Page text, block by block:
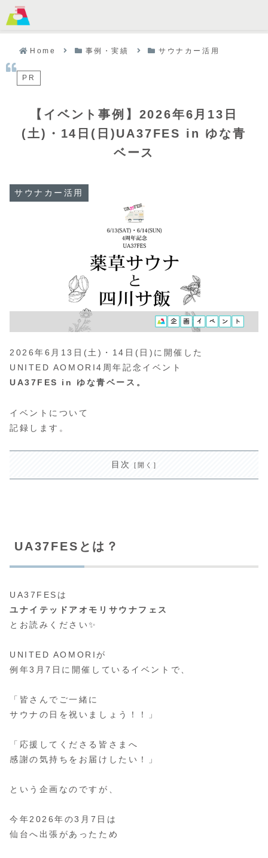
Home 事例・実績 サウナカー活用
PR
【イベント事例】2026年6月13日
(土)・14日(日)UA37FES in ゆな青
ベース
サウナカー活用
2026年6月13日(土)・14日(日)に開催した
UNITED AOMORI4周年記念イベント
UA37FES in ゆな青ベース。
イベントについて
記録します。
目次
UA37FESとは？
UA37FESは
ユナイテッドアオモリサウナフェス
とお読みください✨
UNITED AOMORIが
例年3月7日に開催しているイベントで、
「皆さんでご一緒に
サウナの日を祝いましょう！！」
「応援してくださる皆さまへ
感謝の気持ちをお届けしたい！」
という企画なのですが、
今年2026年の3月7日は
仙台へ出張があったため
MENU